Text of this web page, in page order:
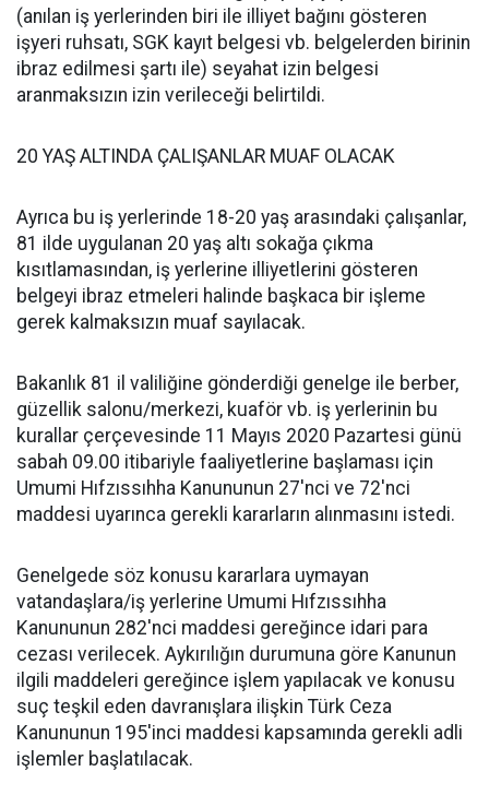
(anılan iş yerlerinden biri ile illiyet bağını gösteren
işyeri ruhsatı, SGK kayıt belgesi vb. belgelerden birinin
ibraz edilmesi şartı ile) seyahat izin belgesi
aranmaksızın izin verileceği belirtildi.
20 YAŞ ALTINDA ÇALIŞANLAR MUAF OLACAK
Ayrıca bu iş yerlerinde 18-20 yaş arasındaki çalışanlar,
81 ilde uygulanan 20 yaş altı sokağa çıkma
kısıtlamasından, iş yerlerine illiyetlerini gösteren
belgeyi ibraz etmeleri halinde başkaca bir işleme
gerek kalmaksızın muaf sayılacak.
Bakanlık 81 il valiliğine gönderdiği genelge ile berber,
güzellik salonu/merkezi, kuaför vb. iş yerlerinin bu
kurallar çerçevesinde 11 Mayıs 2020 Pazartesi günü
sabah 09.00 itibariyle faaliyetlerine başlaması için
Umumi Hıfzıssıhha Kanununun 27'nci ve 72'nci
maddesi uyarınca gerekli kararların alınmasını istedi.
Genelgede söz konusu kararlara uymayan
vatandaşlara/iş yerlerine Umumi Hıfzıssıhha
Kanununun 282'nci maddesi gereğince idari para
cezası verilecek. Aykırılığın durumuna göre Kanunun
ilgili maddeleri gereğince işlem yapılacak ve konusu
suç teşkil eden davranışlara ilişkin Türk Ceza
Kanununun 195'inci maddesi kapsamında gerekli adli
işlemler başlatılacak.